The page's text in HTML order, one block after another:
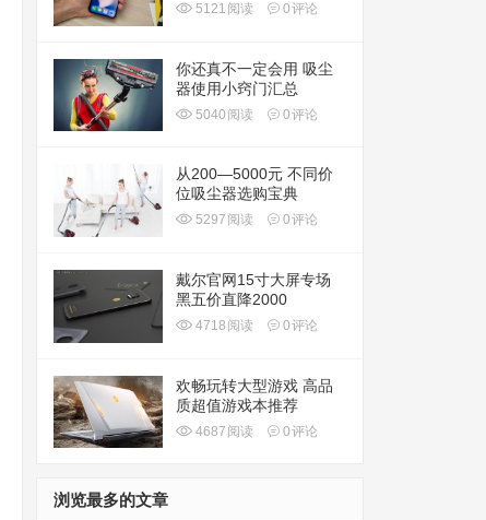
5121 阅读 0评论
你还真不一定会用 吸尘
器使用小窍门汇总
5040 阅读 0评论
从200—5000元 不同价
位吸尘器选购宝典
5297 阅读 0评论
戴尔官网15寸大屏专场
黑五价直降2000
4718 阅读 0评论
欢畅玩转大型游戏 高品
质超值游戏本推荐
4687 阅读 0评论
浏览最多的文章